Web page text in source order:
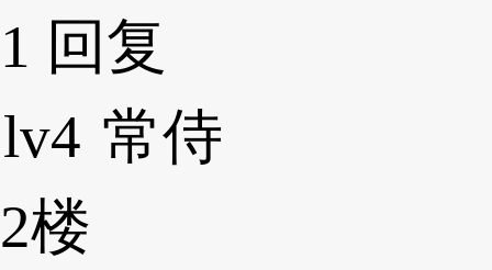
1 回复
lv4 常侍
2楼